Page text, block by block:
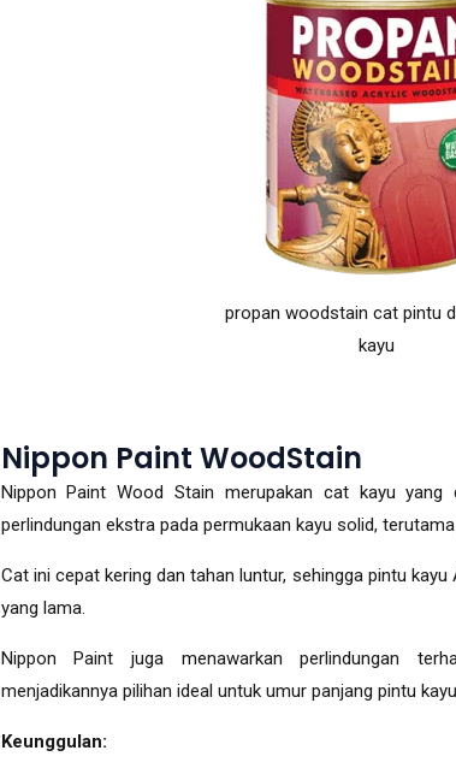
propan woodstain cat pintu
kayu
Nippon Paint WoodStain
Nippon Paint Wood Stain merupakan cat kayu yang
perlindungan ekstra pada permukaan kayu solid,
Cat ini cepat kering dan tahan luntur, sehingga pintu
yang lama.
Nippon Paint juga menawarkan perlindungan
menjadikannya pilihan ideal untuk umur panjang pintu
Keunggulan: